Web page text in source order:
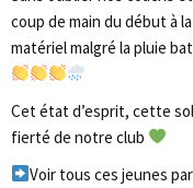
coup de main du début à
matériel malgré la pluie
Cet état d’esprit, cette
fierté de notre club
Voir tous ces jeunes